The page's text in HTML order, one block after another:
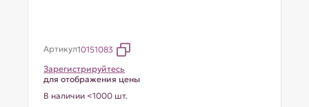
Артикул10151083
Зарегистрируйтесь
для отображения цены
В наличии <1000 шт.